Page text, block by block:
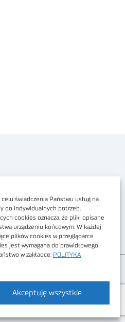
świadczenia Państwu usług na
do indywidualnych potrzeb.
cookies oznacza, że pliki opisane
urządzeniu końcowym. W każdej
plików cookies w przeglądarce
jest wymagana do prawidłowego
w zakładce: POLITYKA
Akceptuję wszystkie